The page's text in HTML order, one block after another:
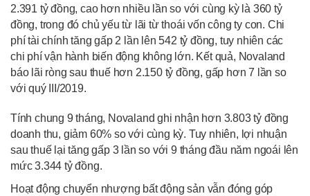
2.391 tỷ đồng, cao hơn nhiều lần so với cùng kỳ là 360 tỷ
đồng, trong đó chủ yếu từ lãi từ thoái vốn công ty con. Chi
phí tài chính tăng gấp 2 lần lên 542 tỷ đồng, tuy nhiên các
chi phí vận hành biến động không lớn. Kết quả, Novaland
báo lãi ròng sau thuế hơn 2.150 tỷ đồng, gấp hơn 7 lần so
với quý III/2019.
Tính chung 9 tháng, Novaland ghi nhận hơn 3.803 tỷ đồng
doanh thu, giảm 60% so với cùng kỳ. Tuy nhiên, lợi nhuận
sau thuế lại tăng gấp 3 lần so với 9 tháng đầu năm ngoái lên
mức 3.344 tỷ đồng.
Hoạt động chuyển nhượng bất động sản vẫn đóng góp